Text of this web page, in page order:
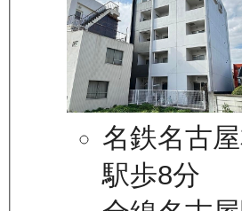
名鉄名古
駅歩8分